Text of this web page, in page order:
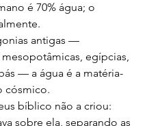
é 70% água; o
antigas —
egípcias,
— a água é a matéria-
cósmico.
bíblico não a criou:
sobre ela, separando as